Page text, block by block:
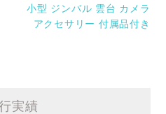
小型 ジンバル 雲台 カメラ
アクセサリー 付属品付き
実績